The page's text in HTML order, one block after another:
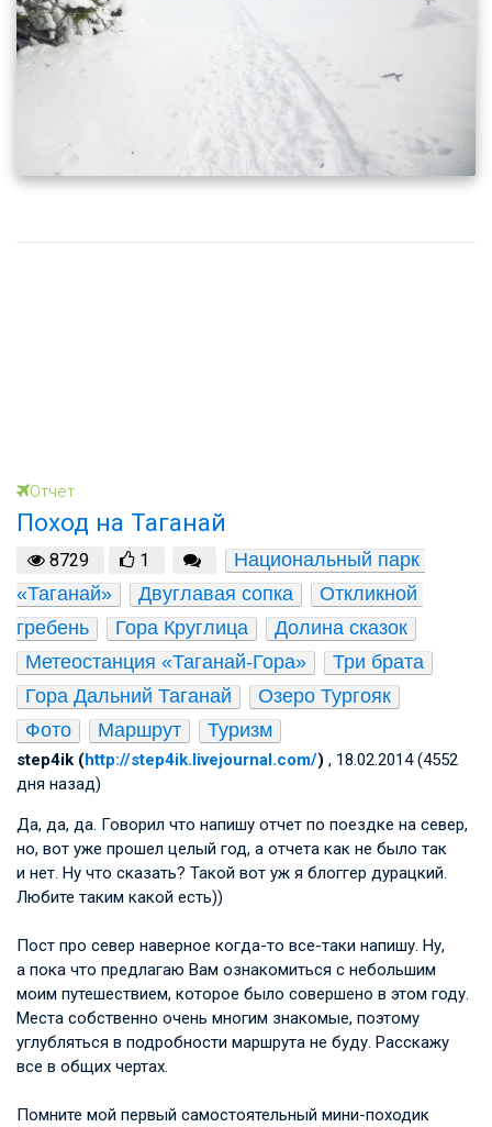
Отчет
Поход на Таганай
8729 1
Национальный парк
«Таганай»
Двуглавая сопка
Откликной
гребень
Гора Круглица
Долина сказок
Метеостанция «Таганай-Гора»
Три брата
Гора Дальний Таганай
Озеро Тургояк
Фото
Маршрут Туризм
step4ik (http://step4ik.livejournal.com/) , 18.02.2014 (4552
дня назад)
Да, да, да. Говорил что напишу отчет по поездке на север,
но, вот уже прошел целый год, а отчета как не было так
и нет. Ну что сказать? Такой вот уж я блоггер дурацкий.
Любите таким какой есть))
Пост про север наверное когда-то все-таки напишу. Ну,
а пока что предлагаю Вам ознакомиться с небольшим
моим путешествием, которое было совершено в этом году.
Места собственно очень многим знакомые, поэтому
углубляться в подробности маршрута не буду. Расскажу
все в общих чертах.
Помните мой первый самостоятельный мини-походик